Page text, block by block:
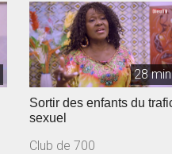
28 min
Sortir des enfants du trafic
sexuel
Club de 700